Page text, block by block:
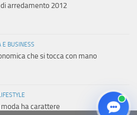
arredamento 2012
E BUSINESS
che si tocca con mano
moda ha carattere